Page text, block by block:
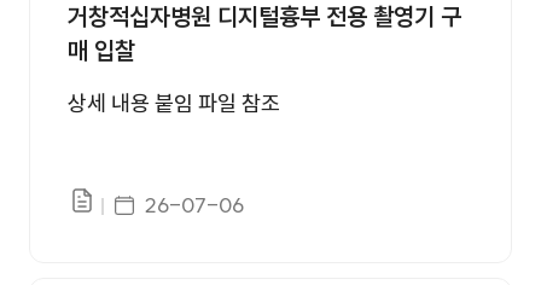
거창적십자병원 디지털흉부 전용 촬영기 구
매 입찰
상세 내용 붙임 파일 참조
파일있음게시일자
26-07-06